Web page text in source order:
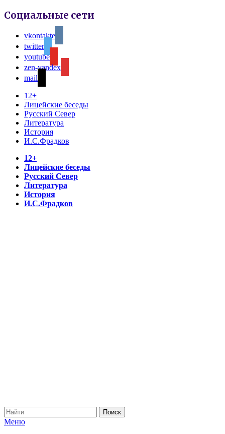
Социальные сети
vkontakte
twitter
youtube
zen-yandex
mail
12+
Лицейские беседы
Русский Север
Литература
История
И.С.Фрадков
12+
Лицейские беседы
Русский Север
Литература
История
И.С.Фрадков
Меню